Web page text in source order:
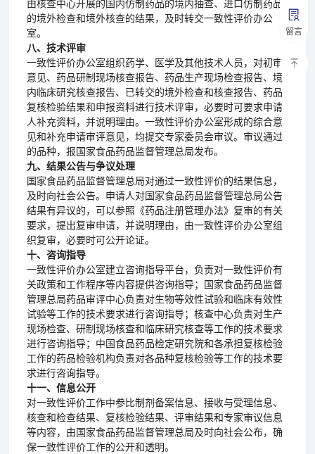
留言
的境外检查和境外核查的结果，及时转交一致性评价办公
室。
八、技术评审
一致性评价办公室组织药学、医学及其他技术人员，对初审
意见、药品研制现场核查报告、药品生产现场检查报告、境
内临床研究核查报告、已转交的境外检查和核查报告、药品
复核检验结果和申报资料进行技术评审，必要时可要求申请
人补充资料，并说明理由。一致性评价办公室形成的综合意
见和补充申请审评意见，均提交专家委员会审议。审议通过
的品种，报国家食品药品监督管理总局发布。
九、结果公告与争议处理
国家食品药品监督管理总局对通过一致性评价的结果信息，
及时向社会公告。申请人对国家食品药品监督管理总局公告
结果有异议的，可以参照《药品注册管理办法》复审的有关
要求，提出复审申请，并说明理由，由一致性评价办公室组
织复审，必要时可公开论证。
十、咨询指导
一致性评价办公室建立咨询指导平台，负责对一致性评价有
关政策和工作程序等内容提供咨询指导；国家食品药品监督
管理总局药品审评中心负责对生物等效性试验和临床有效性
试验等工作的技术要求进行咨询指导；核查中心负责对生产
现场检查、研制现场核查和临床研究核查等工作的技术要求
进行咨询指导；中国食品药品检定研究院和各承担复核检验
工作的药品检验机构负责对各品种复核检验等工作的技术要
求进行咨询指导。
十一、信息公开
对一致性评价工作中参比制剂备案信息、接收与受理信息、
核查和检查结果、复核检验结果、评审结果和专家审议信息
等内容，由国家食品药品监督管理总局及时向社会公布，确
保一致性评价工作的公开和透明。